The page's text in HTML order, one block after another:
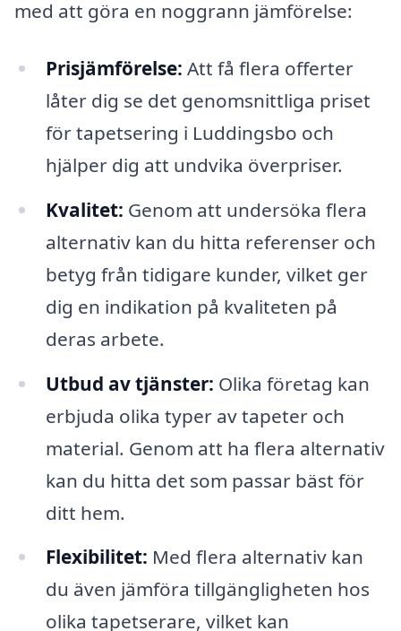
med att göra en noggrann jämförelse:
Prisjämförelse: Att få flera offerter
låter dig se det genomsnittliga priset
för tapetsering i Luddingsbo och
hjälper dig att undvika överpriser.
Kvalitet: Genom att undersöka flera
alternativ kan du hitta referenser och
betyg från tidigare kunder, vilket ger
dig en indikation på kvaliteten på
deras arbete.
Utbud av tjänster: Olika företag kan
erbjuda olika typer av tapeter och
material. Genom att ha flera alternativ
kan du hitta det som passar bäst för
ditt hem.
Flexibilitet: Med flera alternativ kan
du även jämföra tillgängligheten hos
olika tapetserare, vilket kan